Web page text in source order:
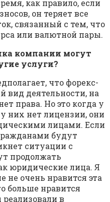
как правило, если
он теряет все
связанный с тем, что
или валютной пары.
компании могут
услуги?
что форекс-
вид деятельности, на
права. Но это когда у
них нет лицензии, они
лицами. Если
будут
ситуации с
продолжать
юридические лица. Я
не очень нравится эта
больше нравится
в